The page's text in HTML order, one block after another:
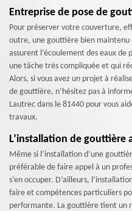
Entreprise de pose de
Pour préserver votre couverture,
outre, une gouttière bien maintenu
assurent l’écoulement des eaux
une tâche très compliquée et qui
Alors, si vous avez un projet à
de gouttière, n’hésitez pas à
Lautrec dans le 81440 pour vous
travaux.
L’installation de gouttière
Même si l’installation d’une
préférable de faire appel à un
s’en occuper. D’ailleurs,
faire et compétences particuliers
performante. La gouttière tient un